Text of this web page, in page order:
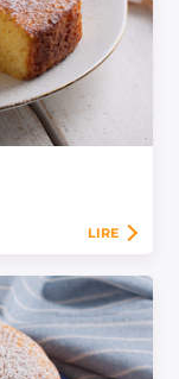
LIRE